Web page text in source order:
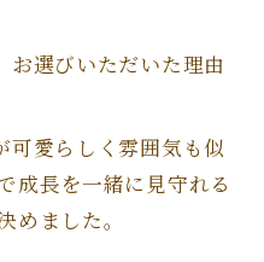
お選びいただいた理由
可愛らしく雰囲気も似
成長を一緒に見守れる
めました。